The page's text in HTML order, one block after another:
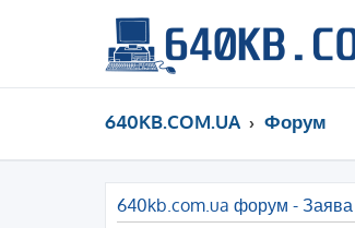
640KB.COM.UA Форум
640kb.com.ua форум - Заява